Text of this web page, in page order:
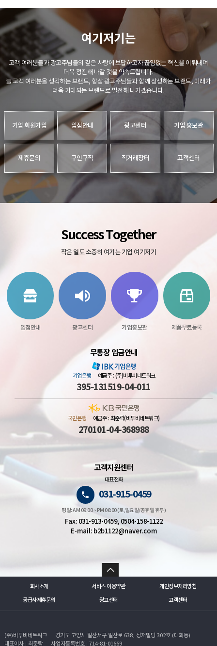
여기저기는
고객 여러분들과 광고주님들의 깊은 사랑에 보답하고자 끊임없는 혁신을 이뤄내며
더욱 정진해 나갈 것을 약속드립니다.
늘 고객 여러분을 생각하는 브랜드, 항상 광고주님들과 함께 상생하는 브랜드, 미래가
더욱 기대되는 브랜드로 발전해 나가겠습니다.
기업 회원가입 입점안내 광고센터 기업 홍보관
제휴문의 구인구직 직거래장터 고객센터
Success Together
작은 일도 소중히 여기는 기업 여기저기
입점안내 광고센터 기업홍보관 제품무료등록
무통장 입금안내
기업은행 예금주 : (주)비투비네트워크
395-131519-04-011
국민은행 예금주 : 최준락(비투비네트워크)
270101-04-368988
고객지원센터
대표전화
031-915-0459
평일: AM 09:00 ~ PM 06:00 (토,일요일/공휴일 휴무)
Fax: 031-913-0459, 0504-158-1122
E-mail: b2b1122@naver.com
회사소개 서비스 이용약관 개인정보처리방침
공급사제휴문의 광고센터 고객센터
(주)비투비네트워크
경기도 고양시 일산서구 일산로 638, 성저빌딩 302호 (대화동)
대표이사 : 최준락
사업자등록번호 : 714-81-01669